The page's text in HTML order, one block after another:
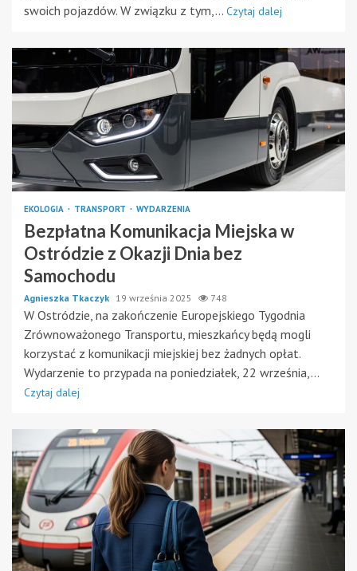
swoich pojazdów. W związku z tym,... Czytaj dalej
EKOLOGIA TRANSPORT WYDARZENIA
Bezpłatna Komunikacja Miejska w
Ostródzie z Okazji Dnia bez
Samochodu
Agnieszka Tkaczyk 19 września 2025 748
W Ostródzie, na zakończenie Europejskiego Tygodnia
Zrównoważonego Transportu, mieszkańcy będą mogli
korzystać z komunikacji miejskiej bez żadnych opłat.
Wydarzenie to przypada na poniedziałek, 22 września,...
Czytaj dalej